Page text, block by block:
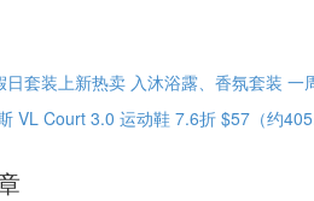
日套装上新热卖 入沐浴露、香氛套装 一
VL Court 3.0 运动鞋 7.6折 $57（约